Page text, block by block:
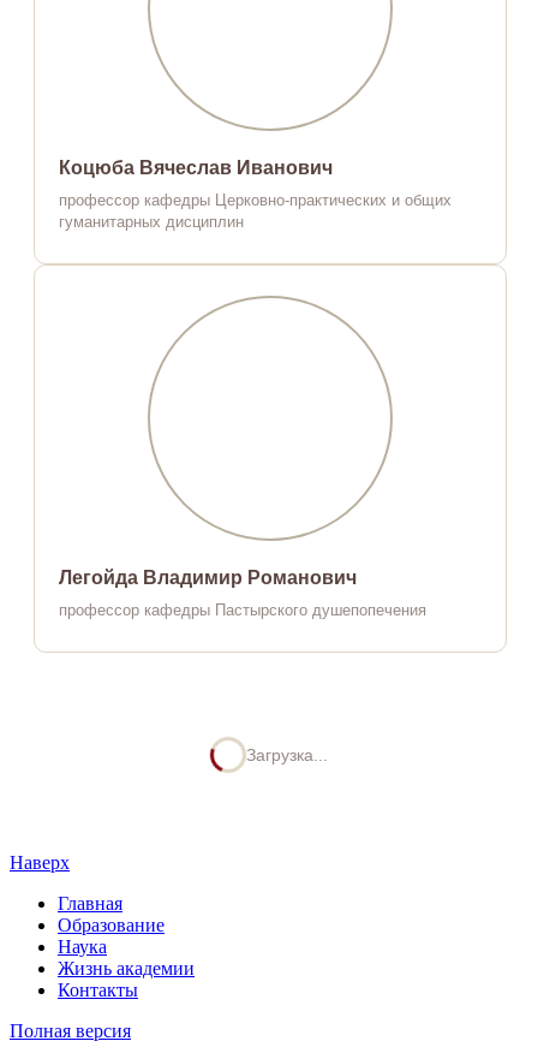
Коцюба Вячеслав Иванович
профессор кафедры Церковно-практических и общих
гуманитарных дисциплин
Легойда Владимир Романович
профессор кафедры Пастырского душепопечения
Загрузка...
Наверх
Главная
Образование
Наука
Жизнь академии
Контакты
Полная версия